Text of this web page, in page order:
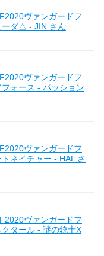
ヴァンガードフ
ーダ△ - JIN さん
ヴァンガードフ
ォース - パッション
ヴァンガードフ
ネイチャー - HAL さ
ヴァンガードフ
タール - 謎の銃士X